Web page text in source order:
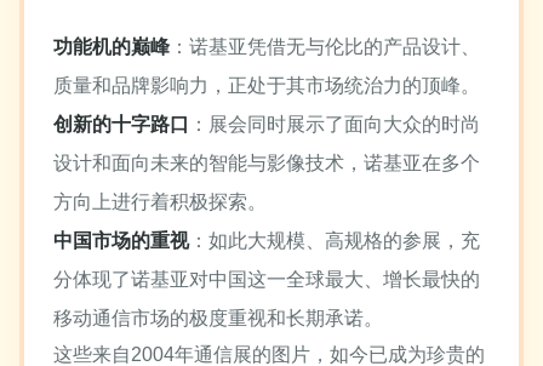
功能机的巅峰 ：诺基亚凭借无与伦比的产品设计、
质量和品牌影响力，正处于其市场统治力的顶峰。
创新的十字路口
：展会同时展示了面向大众的时尚
设计和面向未来的智能与影像技术，诺基亚在多个
方向上进行着积极探索。
中国市场的重视：如此大规模、高规格的参展，充
分体现了诺基亚对中国这一全球最大、增长最快的
移动通信市场的极度重视和长期承诺。
这些来自2004年通信展的图片，如今已成为珍贵的